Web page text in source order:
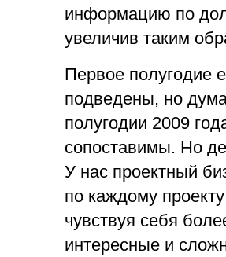
информацию по
увеличив таким
Первое полугодие
подведены, но
полугодии 2009
сопоставимы. Но
У нас проектный
по каждому
чувствуя себя
интересные и